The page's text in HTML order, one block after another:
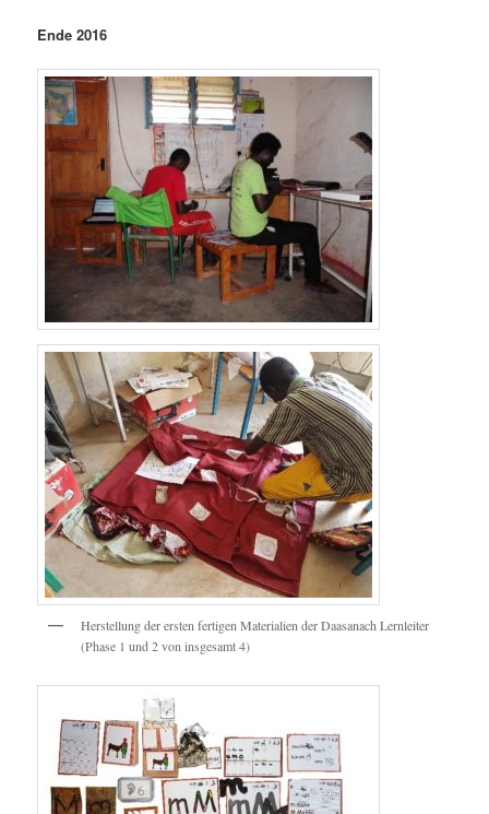
Ende 2016
Herstellung der ersten fertigen Materialien der Daasanach Lernleiter
(Phase 1 und 2 von insgesamt 4)